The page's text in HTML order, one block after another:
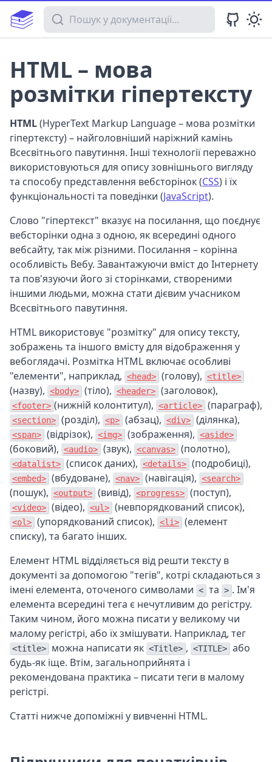
Пошук у документації
HTML – мова
розмітки гіпертексту
HTML(HyperText Markup Language – мова розмітки
гіпертексту) – найголовніший наріжний камінь
Всесвітнього павутиння. Інші технології переважно
використовуються для опису зовнішнього вигляду
та способу представлення вебсторінок (CSS) і їх
функціональності та поведінки (JavaScript).
Слово "гіпертекст" вказує на посилання, що поєднує
вебсторінки одна з одною, як всередині одного
вебсайту, так між різними. Посилання – корінна
особливість Вебу. Завантажуючи вміст до Інтернету
та пов'язуючи його зі сторінками, створеними
іншими людьми, можна стати дієвим учасником
Всесвітнього павутиння.
HTML використовує "розмітку" для опису тексту,
зображень та іншого вмісту для відображення у
вебоглядачі. Розмітка HTML включає особливі
"елементи", наприклад, <head> (голову), <title>
(назву), <body> (тіло), <header> (заголовок),
<footer> (нижній колонтитул), <article> (параграф),
<section> (розділ), <p> (абзац), <div> (ділянка),
<span> (відрізок), <img> (зображення), <aside>
(боковий), <audio> (звук), <canvas> (полотно),
<datalist> (список даних), <details> (подробиці),
<embed> (вбудоване), <nav> (навігація), <search>
(пошук), <output> (вивід), <progress> (поступ),
<video> (відео), <ul> (невпорядкований список),
<ol> (упорядкований список), <li> (елемент
списку), та багато інших.
Елемент HTML відділяється від решти тексту в
документі за допомогою "тегів", котрі складаються з
імені елемента, оточеного символами < та > . Ім'я
елемента всередині тега є нечутливим до регістру.
Таким чином, його можна писати у великому чи
малому регістрі, або їх змішувати. Наприклад, тег
<title> можна написати як <Title> , <TITLE> або
будь-як іще. Втім, загальноприйнята і
рекомендована практика – писати теги в малому
регістрі.
Статті нижче допоміжні у вивченні HTML.